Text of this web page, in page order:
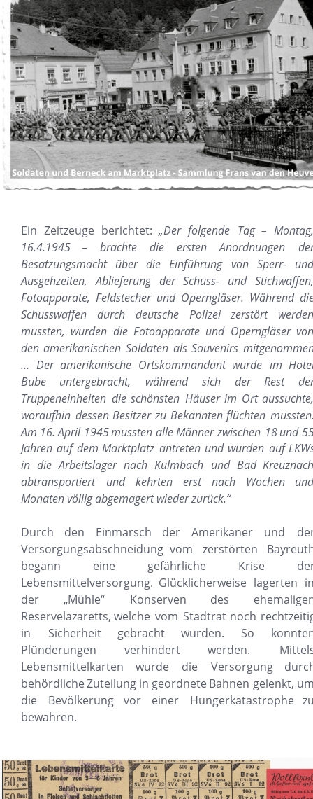
Ein Zeitzeuge berichtet: „Der folgende Tag –
16.4.1945
– brachte die ersten Anordnungen
Besatzungsmacht über die Einführung von Sperr-
Ausgehzeiten, Ablieferung der Schuss- und
Fotoapparate, Feldstecher und Operngläser. Während
Schusswaffen
durch deutsche Polizei zerstört
mussten, wurden die Fotoapparate und Operngläser
den amerikanischen Soldaten als Souvenirs
… Der amerikanische Ortskommandant wurde im
Bube
untergebracht, während sich der Rest
Truppeneinheiten die schönsten Häuser im Ort
woraufhin dessen Besitzer zu Bekannten flüchten
Am 16. April 1945mussten alleMänner zwischen 18 und
Jahren auf dem Marktplatz antreten und wurden auf
in die Arbeitslager nach Kulmbach und Bad
abtransportiert
und kehrten erst nach Wochen
Monaten völlig abgemagert wieder zurück.“
Durch den Einmarsch der Amerikaner und
Versorgungsabschneidung vom zerstörten
begann
eine gefährliche Krise
Lebensmittelversorgung. Glücklicherweise lagerten
der
„Mühle“ Konserven des
Reservelazaretts, welche vom Stadtrat noch
in
Sicherheit gebracht wurden. So
Plünderungen
verhindert werden.
Lebensmittelkarten
wurde die Versorgung
behördlicheZuteilung in geordnete Bahnen gelenkt,
die
Bevölkerung vor einer Hungerkatastrophe
bewahren.